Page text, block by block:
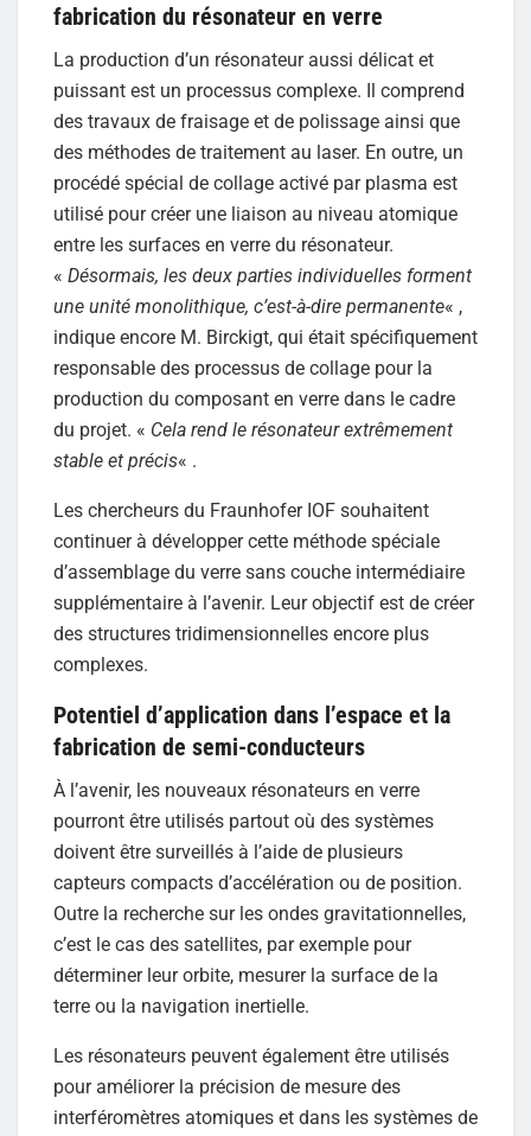
fabrication du résonateur en verre
La production d’un résonateur aussi délicat et
puissant est un processus complexe. Il comprend
des travaux de fraisage et de polissage ainsi que
des méthodes de traitement au laser. En outre, un
procédé spécial de collage activé par plasma est
utilisé pour créer une liaison au niveau atomique
entre les surfaces en verre du résonateur.
« Désormais, les deux parties individuelles forment
une unité monolithique, c’est-à-dire permanente« ,
indique encore M. Birckigt, qui était spécifiquement
responsable des processus de collage pour la
production du composant en verre dans le cadre
du projet. « Cela rend le résonateur extrêmement
stable et précis« .
Les chercheurs du Fraunhofer IOF souhaitent
continuer à développer cette méthode spéciale
d’assemblage du verre sans couche intermédiaire
supplémentaire à l’avenir. Leur objectif est de créer
des structures tridimensionnelles encore plus
complexes.
Potentiel d’application dans l’espace et la
fabrication de semi-conducteurs
À l’avenir, les nouveaux résonateurs en verre
pourront être utilisés partout où des systèmes
doivent être surveillés à l’aide de plusieurs
capteurs compacts d’accélération ou de position.
Outre la recherche sur les ondes gravitationnelles,
c’est le cas des satellites, par exemple pour
déterminer leur orbite, mesurer la surface de la
terre ou la navigation inertielle.
Les résonateurs peuvent également être utilisés
pour améliorer la précision de mesure des
interféromètres atomiques et dans les systèmes de